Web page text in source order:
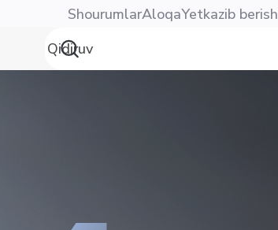
ShourumlarAloqaYetkazib berish